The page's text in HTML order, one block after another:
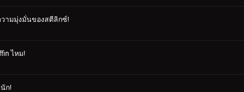
ามมุ่งมั่นของสตีลิกซ์!
ไหม!
ก!